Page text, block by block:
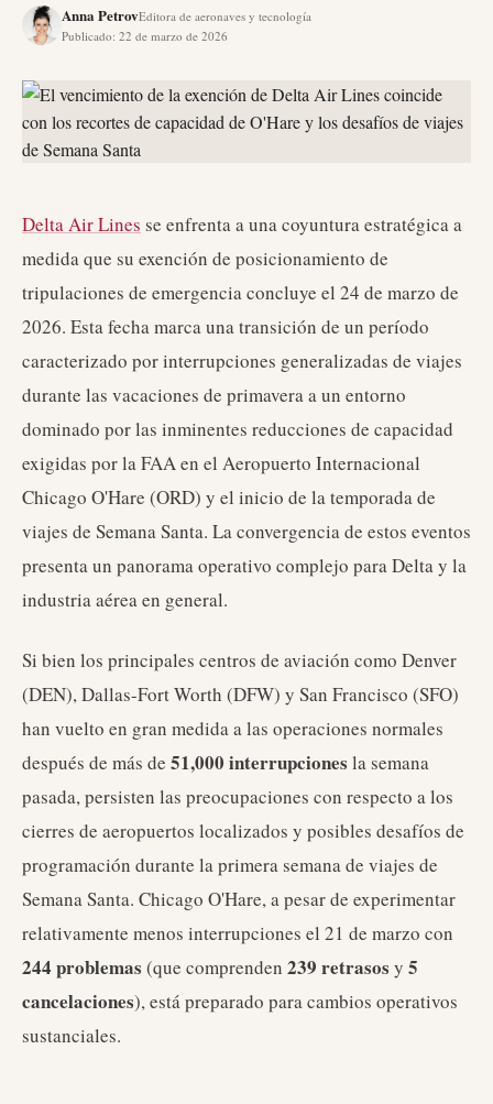
Anna PetrovEditora de aeronaves y tecnología
Publicado: 22 de marzo de 2026
Delta Air Lines se enfrenta a una coyuntura estratégica a
medida que su exención de posicionamiento de
tripulaciones de emergencia concluye el 24 de marzo de
2026. Esta fecha marca una transición de un período
caracterizado por interrupciones generalizadas de viajes
durante las vacaciones de primavera a un entorno
dominado por las inminentes reducciones de capacidad
exigidas por la FAA en el Aeropuerto Internacional
Chicago O'Hare (ORD) y el inicio de la temporada de
viajes de Semana Santa. La convergencia de estos eventos
presenta un panorama operativo complejo para Delta y la
industria aérea en general.
Si bien los principales centros de aviación como Denver
(DEN), Dallas-Fort Worth (DFW) y San Francisco (SFO)
han vuelto en gran medida a las operaciones normales
después de más de 51,000 interrupciones la semana
pasada, persisten las preocupaciones con respecto a los
cierres de aeropuertos localizados y posibles desafíos de
programación durante la primera semana de viajes de
Semana Santa. Chicago O'Hare, a pesar de experimentar
relativamente menos interrupciones el 21 de marzo con
244 problemas (que comprenden 239 retrasos y 5
cancelaciones), está preparado para cambios operativos
sustanciales.